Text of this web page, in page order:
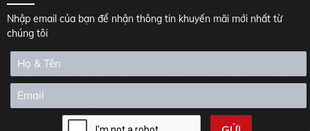
Nhập email của bạn để nhận thông tin khuyến mãi mới nhất từ
chúng tôi